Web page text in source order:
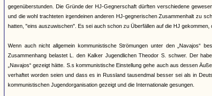
gegenüberstunden. Die Gründe der HJ-Gegnerschaft dürften verschiedene
und die wohl trachteten irgendeinen anderen HJ-gegnerischen Zusammenhalt zu
hatten, "eins auszuwischen". Es sei auch schon zu Überfällen auf die HJ
Wenn auch nicht allgemein kommunistische Strömungen unter den „Navajos“
Zusammenhang belastet L. den Kalker Jugendlichen Theodor S. schwer. Der
„Navajos“ gezeigt hätte. S.s kommunistische Einstellung gehe auch aus dessen
verhaftet worden seien und dass es in Russland tausendmal besser sei als in
kommunistischen Jugendorganisation gezeigt und die Internationale gesungen.